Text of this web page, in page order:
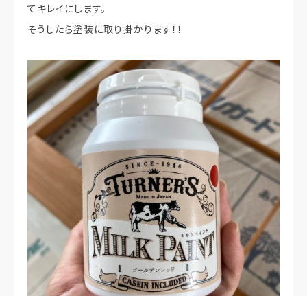
てキレイにします。
そうしたら塗装に取り掛かります！！